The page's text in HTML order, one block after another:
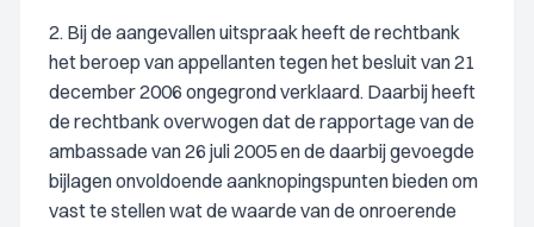
2. Bij de aangevallen uitspraak heeft de rechtbank
het beroep van appellanten tegen het besluit van 21
december 2006 ongegrond verklaard. Daarbij heeft
de rechtbank overwogen dat de rapportage van de
ambassade van 26 juli 2005 en de daarbij gevoegde
bijlagen onvoldoende aanknopingspunten bieden om
vast te stellen wat de waarde van de onroerende